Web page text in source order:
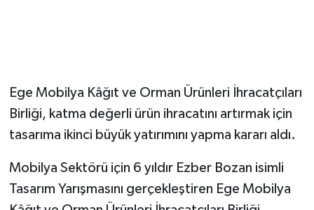
Ege Mobilya Kâğıt ve Orman Ürünleri İhracatçıları
Birliği, katma değerli ürün ihracatını artırmak için
tasarıma ikinci büyük yatırımını yapma kararı aldı.
Mobilya Sektörü için 6 yıldır Ezber Bozan isimli
Tasarım Yarışmasını gerçekleştiren Ege Mobilya